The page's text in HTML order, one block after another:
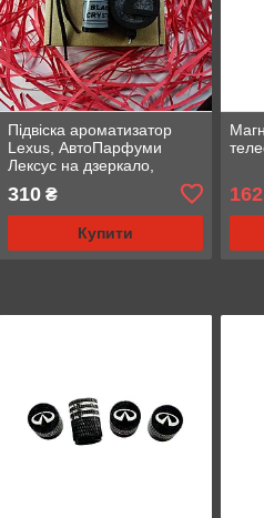
Підвіска ароматизатор
Lexus, АвтоПарфуми
Лексус на дзеркало,
310₴
Купити
162